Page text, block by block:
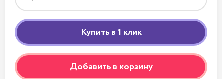
Добавить в корзину